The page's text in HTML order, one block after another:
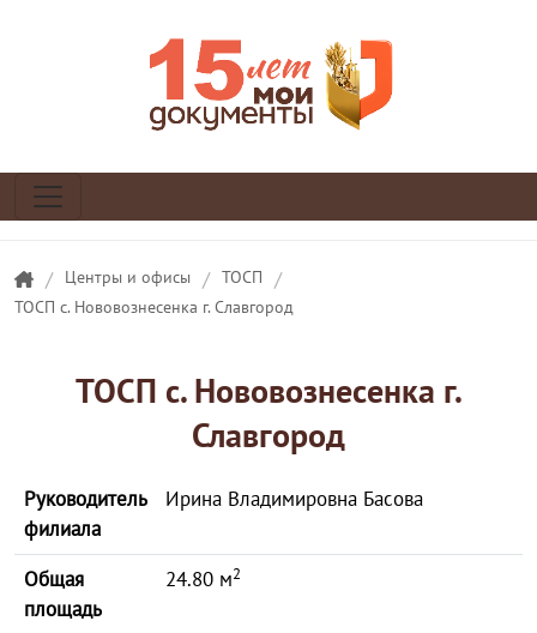
/ Центры и офисы / ТОСП /
ТОСП с. Нововознесенка г. Славгород
ТОСП с. Нововознесенка г.
Славгород
Руководитель
филиала
Ирина Владимировна Басова
Общая
площадь
24.80 м2